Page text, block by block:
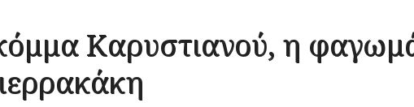
Καρυστιανού, η